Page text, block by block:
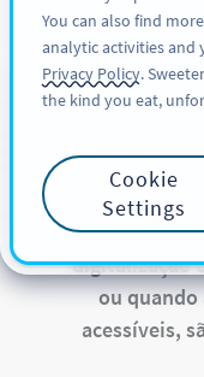
QR Codes
empresas
digitalização
ou quando
acessíveis,
You can also find
analytic activities and
Privacy Policy.
the kind you eat,
Cookie
Settings